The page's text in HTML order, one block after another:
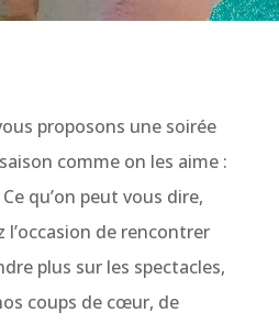
proposons une soirée
comme on les aime :
qu’on peut vous dire,
l’occasion de rencontrer
plus sur les spectacles,
coups de cœur, de